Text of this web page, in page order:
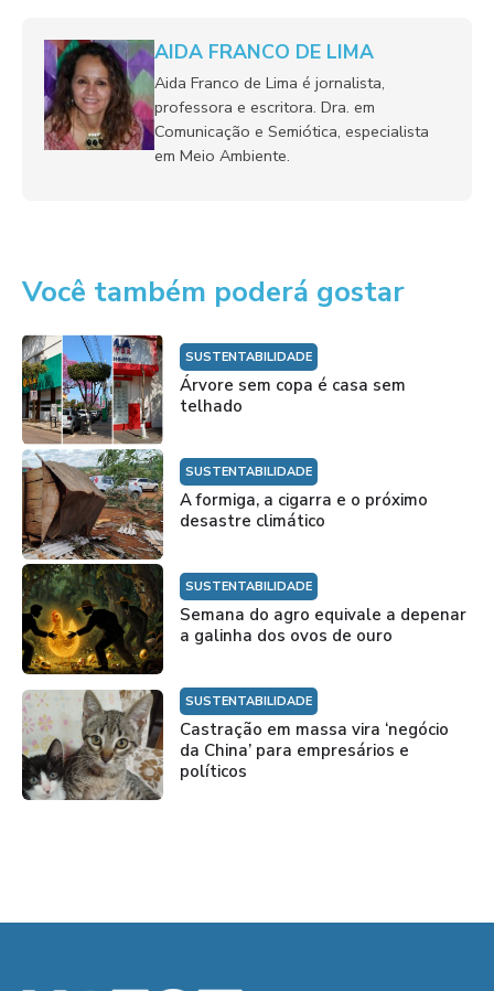
AIDA FRANCO DE LIMA
Aida Franco de Lima é jornalista,
professora e escritora. Dra. em
Comunicação e Semiótica, especialista
em Meio Ambiente.
Você também poderá gostar
SUSTENTABILIDADE
Árvore sem copa é casa sem
telhado
SUSTENTABILIDADE
A formiga, a cigarra e o próximo
desastre climático
SUSTENTABILIDADE
Semana do agro equivale a depenar
a galinha dos ovos de ouro
SUSTENTABILIDADE
Castração em massa vira ‘negócio
da China’ para empresários e
políticos